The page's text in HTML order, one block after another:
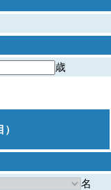
歳
名